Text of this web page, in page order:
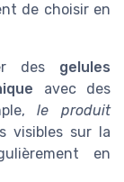
de choisir en
des gelules
avec des
le produit
visibles sur la
en